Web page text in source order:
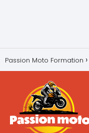
Passion Moto Formation